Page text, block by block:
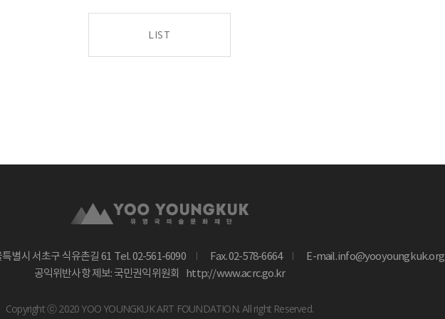
LIST
특별시 서초구 식유촌길 61 Tel. 02-561-6090 Fax. 02-578-6664
E-mail. info@yooyoungkuk.org
공익위반사항 제보: 국민권익위원회
http://www.acrc.go.kr
Copyright ⓒ 2020 YOO YOUNGKUK ART FOUNDATION. All right Reserved.